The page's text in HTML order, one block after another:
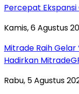
Percepat
Kamis, 6 Agustus
Mitrade Raih Gelar
Hadirkan
Rabu, 5 Agustus